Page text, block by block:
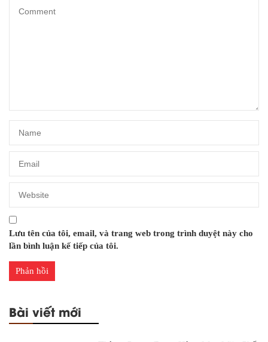
Lưu tên của tôi, email, và trang web trong trình duyệt này cho
lần bình luận kế tiếp của tôi.
Bài viết mới